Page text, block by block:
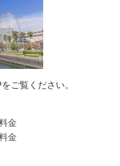
ご覧ください。
金
金